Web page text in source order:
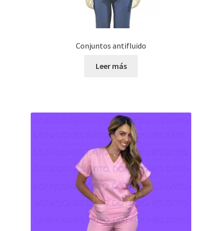
Conjuntos antifluido
Leer más